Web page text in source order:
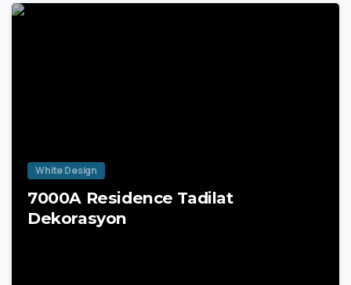
White Design
7000A Residence Tadilat
Dekorasyon